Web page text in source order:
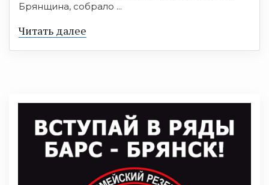
Брянщина, собрало ...
Читать далее